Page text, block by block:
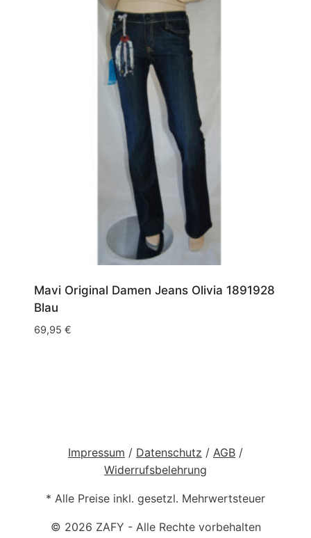
Mavi Original Damen Jeans Olivia 1891928
Blau
69,95 €
Impressum / Datenschutz / AGB /
Widerrufsbelehrung
* Alle Preise inkl. gesetzl. Mehrwertsteuer
© 2026 ZAFY - Alle Rechte vorbehalten